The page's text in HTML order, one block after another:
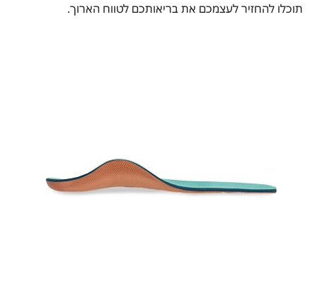
תוכלו להחזיר לעצמכם את בריאותכם לטווח הארוך.